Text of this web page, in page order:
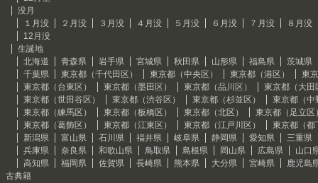
没月
１月没
２月没 ３月没 ４月没 ５月没 ６月没 ７月没
８月没
12月没
生誕地
北海道
青森県 岩手県 宮城県 秋田県 山形県 福島県
茨城県
千葉県
東京都（千代田区） 東京都（中央区） 東京都（港区）
東
東京都（台東区）
東京都（墨田区） 東京都（品川区）
東京都（大田
東京都（世田谷区）
東京都（渋谷区） 東京都（杉並区）
東京都（中
東京都（練馬区）
東京都（板橋区） 東京都（北区）
東京都（足立区
東京都（葛飾区）
東京都（江東区） 東京都（江戸川区）
東京都（都
新潟県
富山県 石川県 福井県 岐阜県 静岡県 愛知県
三重県
兵庫県
奈良県 和歌山県 鳥取県 島根県 岡山県 広島県
山口
高知県
福岡県 佐賀県 長崎県 熊本県 大分県 宮崎県
鹿児島
古典籍